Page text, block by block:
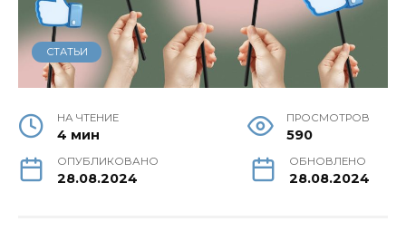
СТАТЬИ
НА ЧТЕНИЕ
4 мин
ПРОСМОТРОВ
590
ОПУБЛИКОВАНО
28.08.2024
ОБНОВЛЕНО
28.08.2024